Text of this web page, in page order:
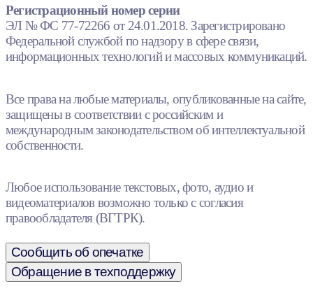
Регистрационный номер серии
ЭЛ № ФС 77-72266 от 24.01.2018. Зарегистрировано
Федеральной службой по надзору в сфере связи,
информационных технологий и массовых коммуникаций.
Все права на любые материалы, опубликованные на сайте,
защищены в соответствии с российским и
международным законодательством об интеллектуальной
собственности.
Любое использование текстовых, фото, аудио и
видеоматериалов возможно только с согласия
правообладателя (ВГТРК).
Сообщить об опечатке
Обращение в техподдержку